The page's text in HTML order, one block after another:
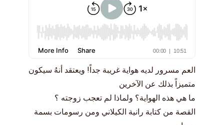
العم مسرور لديه هواية غريبة جداً! ويعتقد أنهُ سيكون
متميزاً بذلك عن الآخرين
ما هي هذه الهواية؟ ولماذا لم تعجب زوجته ؟
القصة من كتابة رانية الكيلاني ومن رسومات بسمة